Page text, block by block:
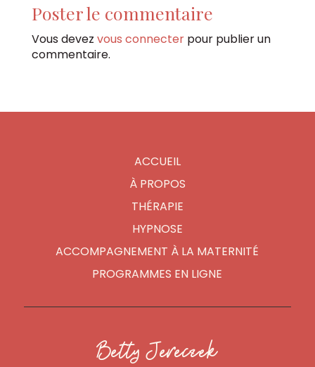
Poster le commentaire
Vous devez vous connecterpour publier un
commentaire.
ACCUEIL
À PROPOS
THÉRAPIE
HYPNOSE
ACCOMPAGNEMENT À LA MATERNITÉ
PROGRAMMES EN LIGNE
Betty Jereczek